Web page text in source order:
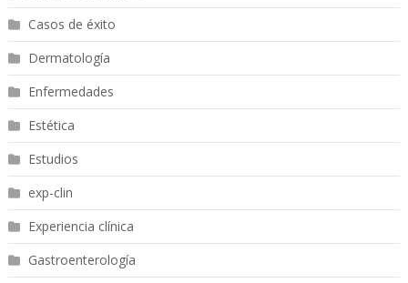
Casos de éxito
Dermatología
Enfermedades
Estética
Estudios
exp-clin
Experiencia clínica
Gastroenterología